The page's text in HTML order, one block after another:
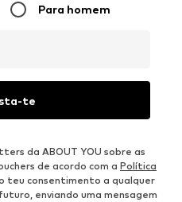
Para homem
te
da ABOUT YOU sobre as
de acordo com a Política
teu consentimento a qualquer
enviando uma mensagem